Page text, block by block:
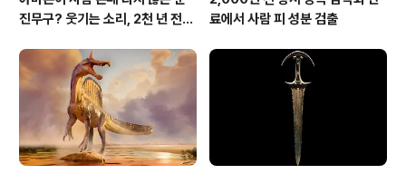
진무구? 웃기는 소리, 2천 년 전에
료에서 사람 피 성분 검출